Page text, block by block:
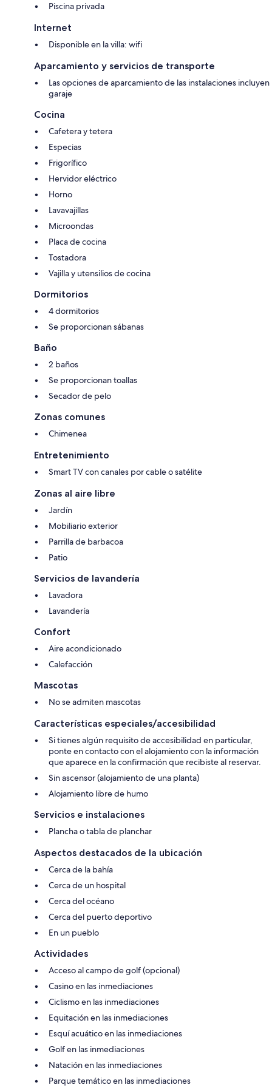
Piscina privada
Internet
Disponible en la villa: wifi
Aparcamiento y servicios de transporte
Las opciones de aparcamiento de las instalaciones incluyen
garaje
Cocina
Cafetera y tetera
Especias
Frigorífico
Hervidor eléctrico
Horno
Lavavajillas
Microondas
Placa de cocina
Tostadora
Vajilla y utensilios de cocina
Dormitorios
4 dormitorios
Se proporcionan sábanas
Baño
2 baños
Se proporcionan toallas
Secador de pelo
Zonas comunes
Chimenea
Entretenimiento
Smart TV con canales por cable o satélite
Zonas al aire libre
Jardín
Mobiliario exterior
Parrilla de barbacoa
Patio
Servicios de lavandería
Lavadora
Lavandería
Confort
Aire acondicionado
Calefacción
Mascotas
No se admiten mascotas
Características especiales/accesibilidad
Si tienes algún requisito de accesibilidad en particular,
ponte en contacto con el alojamiento con la información
que aparece en la confirmación que recibiste al reservar.
Sin ascensor (alojamiento de una planta)
Alojamiento libre de humo
Servicios e instalaciones
Plancha o tabla de planchar
Aspectos destacados de la ubicación
Cerca de la bahía
Cerca de un hospital
Cerca del océano
Cerca del puerto deportivo
En un pueblo
Actividades
Acceso al campo de golf (opcional)
Casino en las inmediaciones
Ciclismo en las inmediaciones
Equitación en las inmediaciones
Esquí acuático en las inmediaciones
Golf en las inmediaciones
Natación en las inmediaciones
Parque temático en las inmediaciones